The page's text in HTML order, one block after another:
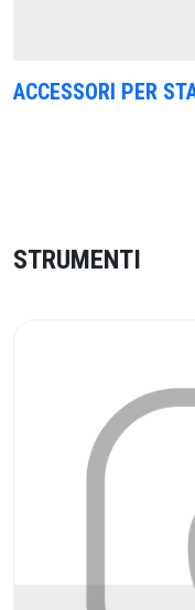
ACCESSORI PER
STRUMENTI